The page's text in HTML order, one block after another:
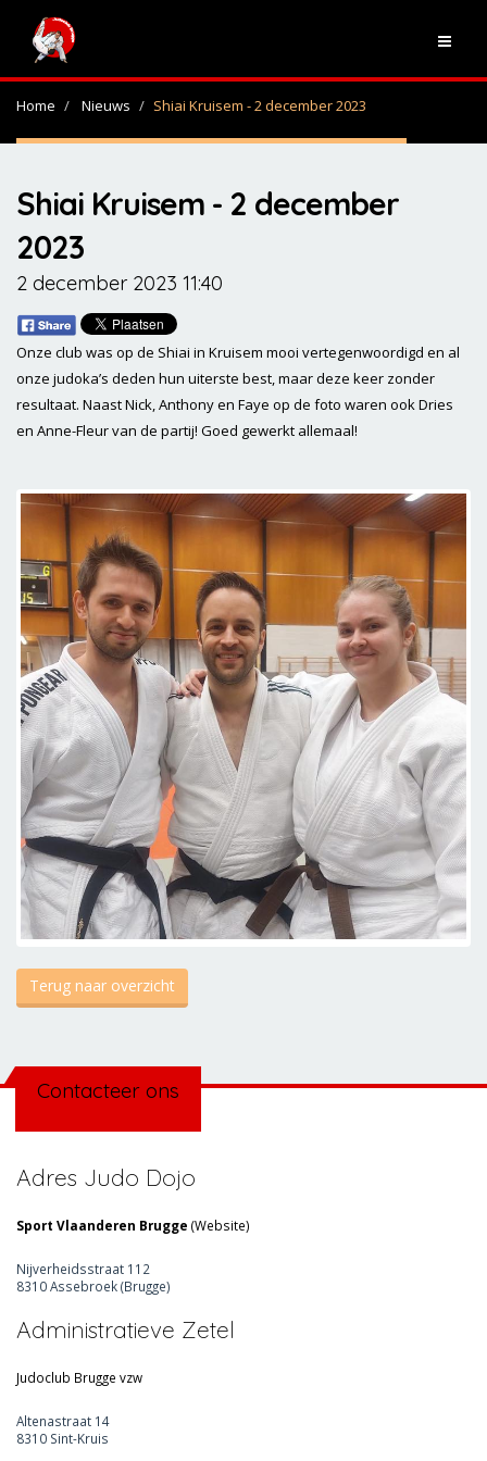
Home Nieuws Shiai Kruisem - 2 december 2023
Shiai Kruisem - 2 december
2023
2 december 2023 11:40
Onze club was op de Shiai in Kruisem mooi vertegenwoordigd en al
onze judoka’s deden hun uiterste best, maar deze keer zonder
resultaat. Naast Nick, Anthony en Faye op de foto waren ook Dries
en Anne-Fleur van de partij! Goed gewerkt allemaal!
Terug naar overzicht
Contacteer ons
Adres Judo Dojo
Sport Vlaanderen Brugge (Website)
Nijverheidsstraat 112
8310 Assebroek (Brugge)
Administratieve Zetel
Judoclub Brugge vzw
Altenastraat 14
8310 Sint-Kruis